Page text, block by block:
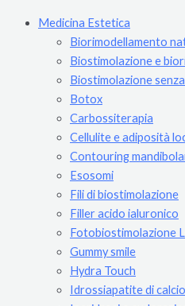
Medicina Estetica
Biorimodellamento
Biostimolazione e
Biostimolazione
Botox
Carbossiterapia
Cellulite e adiposità
Contouring
Esosomi
Fili di biostimolazione
Filler acido ialuronico
Fotobiostimolazione
Gummy smile
Hydra Touch
Idrossiapatite di calcio